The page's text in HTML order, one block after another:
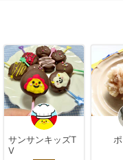
サンサンキッズT
V